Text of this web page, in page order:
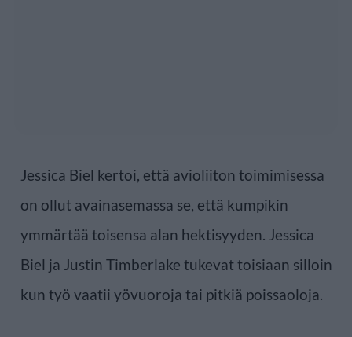
Jessica Biel kertoi, että avioliiton toimimisessa
on ollut avainasemassa se, että kumpikin
ymmärtää toisensa alan hektisyyden. Jessica
Biel ja Justin Timberlake tukevat toisiaan silloin
kun työ vaatii yövuoroja tai pitkiä poissaoloja.